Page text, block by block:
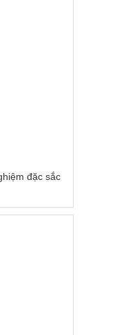
đặc sắc